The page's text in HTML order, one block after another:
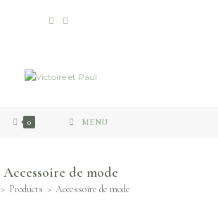
0 MENU
Accessoire de mode
> Products > Accessoire de mode